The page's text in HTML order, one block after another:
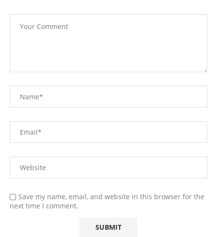
Save my name, email, and website in this browser for the
next time I comment.